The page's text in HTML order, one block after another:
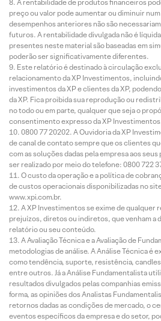
A rentabilidade de produtos financeiros
preço ou valor pode aumentar ou diminuir
desempenhos anteriores não são
futuros. A rentabilidade divulgada não é
presentes neste material são baseadas em
poderão ser significativamente diferentes.
Este relatório é destinado à circulação
relacionamento da XP Investimentos,
investimentos da XP e clientes da XP,
da XP. Fica proibida sua reprodução ou
no todo ou em parte, qualquer que seja o
consentimento expresso da XP
0800 77 20202. A Ouvidoria da XP
de canal de contato sempre que os clientes
com as soluções dadas pela empresa aos
ser realizado por meio do telefone: 0800 722
O custo da operação e a política de
de custos operacionais disponibilizadas no
www.xpi.com.br.
A XP Investimentos se exime de qualquer
prejuízos, diretos ou indiretos, que venham a
relatório ou seu conteúdo.
A Avaliação Técnica e a Avaliação de
metodologias de análise. A Análise Técnica é
como tendência, suporte, resistência,
entre outros. Já a Análise Fundamentalista
resultados divulgados pelas companhias
forma, as opiniões dos Analistas
retornos dadas as condições de mercado, o
eventos específicos da empresa e do setor,